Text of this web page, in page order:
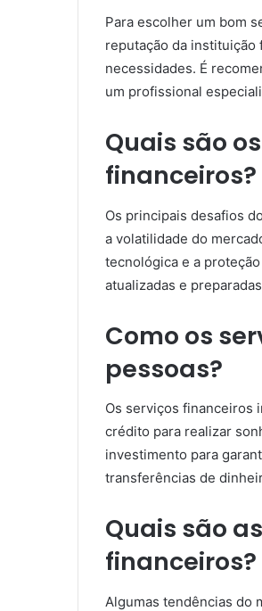
Para escolher um bom
reputação da instituição
necessidades. É
um profissional
Quais são
financeiros?
Os principais desafios
a volatilidade do
tecnológica e a
atualizadas e
Como os
pessoas?
Os serviços financeiros
crédito para realizar
investimento para
transferências de
Quais são
financeiros?
Algumas tendências do